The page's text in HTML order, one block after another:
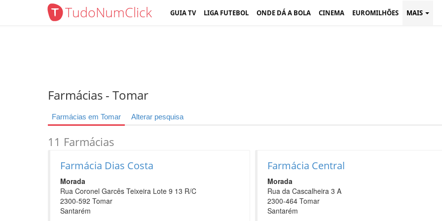
TudoNumClick GUIA TV LIGA FUTEBOL ONDE DÁ A BOLA CINEMA EUROMILHÕES MAIS
Farmácias - Tomar
Farmácias em Tomar Alterar pesquisa
11 Farmácias
Farmácia Dias Costa
Morada
Rua Coronel Garcês Teixeira Lote 9 13 R/C
2300-592 Tomar
Santarém
Farmácia Central
Morada
Rua da Cascalheira 3 A
2300-464 Tomar
Santarém